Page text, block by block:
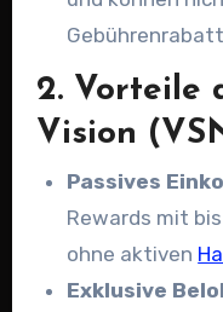
2. Vorteile
Vision
Passives
Rewards mit
ohne aktiven
Exklusive